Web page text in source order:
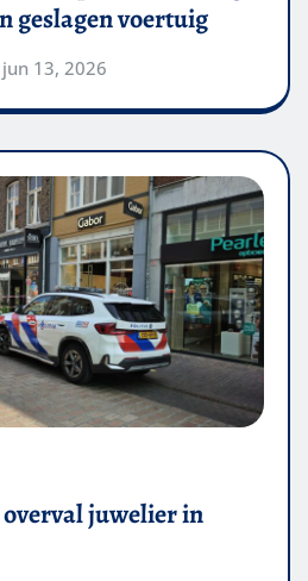
geslagen voertuig
jun 13, 2026
juwelier in